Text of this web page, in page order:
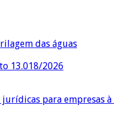
das águas
13.018/2026
para empresas